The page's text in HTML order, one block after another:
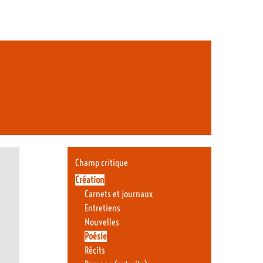
Champ critique
Création
Carnets et journaux
Entretiens
Nouvelles
Poésie
Récits